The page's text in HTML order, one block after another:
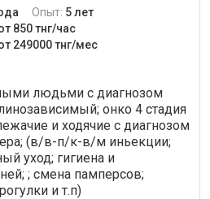
Опыт: 5 лет
850 тнг/час
249000 тнг/мес
людьми с диагнозом
онко 4 стадия
и ходячие с диагнозом
(в/в-п/к-в/м иньекции;
уход; гигиена и
; смена памперсов;
и т.п)